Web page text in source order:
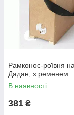
Рамконос-роївня
Дадан, з ременем
В наявності
381 ₴